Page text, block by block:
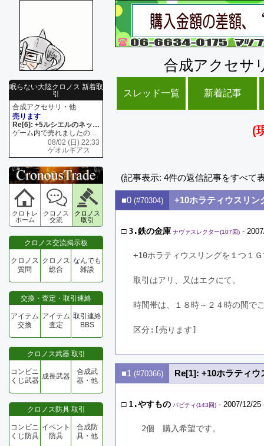
眠らない大陸クロノス 新着取
引
合成アクセサリ・他
売ります
Re[6]: +5ルシエルのネックレス
ゲーム内で売れましたので 在庫がネク1 リング4 となります リングのお値段は80G といたします
08/02 (日) 22:33
ゲオルギアス
クロトレ
ホーム
クロノス
交流
クロノス
取引
クロノス交流掲示板
クロノス
質問
クロノス
総合
なんでも
雑談
交換・査定・取引連絡
アイテム
交換
アイテム
査定
取引連絡
BBS
クロノス武器 取引
コンビニ
くじ武器 成長武器
合成武
器・他
クロノス防具 取引
コンビニ
くじ防具
イベント
防具
合成防
具・他
合成アクセサ
スレッド一覧 新着記事
(
(記事表示: 4件の返信記事をすべて
■0 (#70304) +10ホラティウスリン
□3.鉄の金庫 ナヴァスレクター(107回) -
+10ホラティウスリングを１つ１
取引はアリ、又はエクにて。
時間帯は、１８時～２４時の間で
区分:[売ります]
■1 (#70366) Re[1]: +10ホラティウ
□ 1.やすもの パビティ(143回) - 2007/12/
2個　購入希望です。